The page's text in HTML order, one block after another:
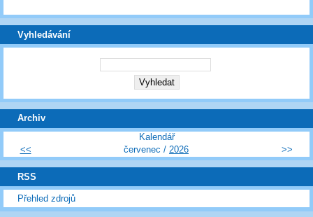
Vyhledávání
Archiv
Kalendář
<<
červenec / 2026 >>
RSS
Přehled zdrojů